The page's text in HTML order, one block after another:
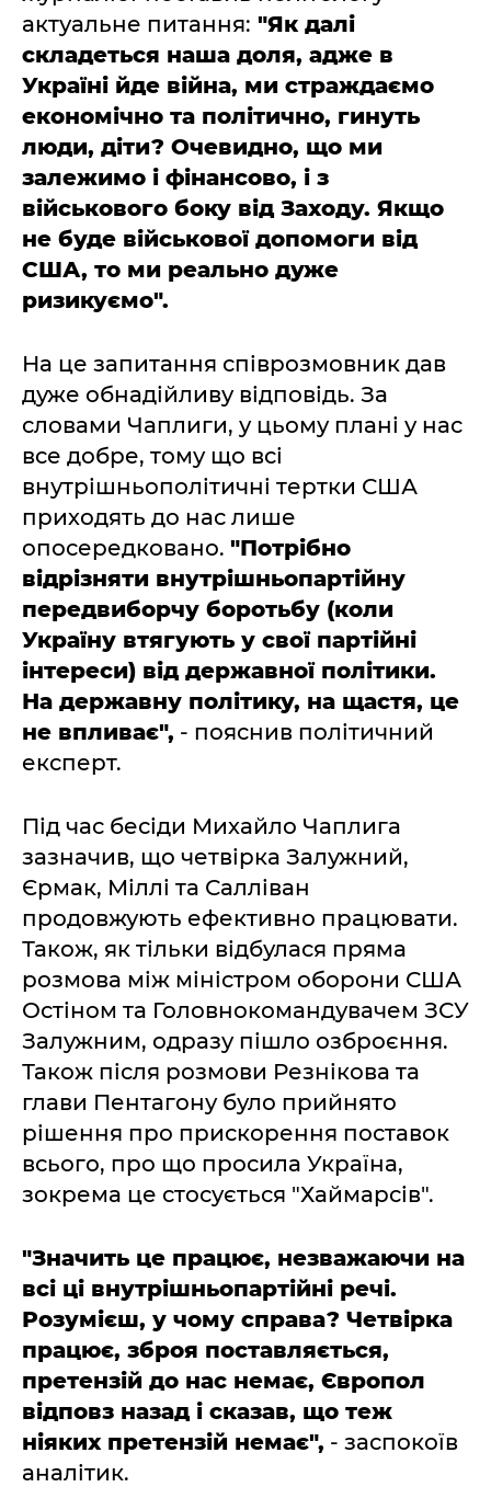
актуальне питання: "Як далі
складеться наша доля, адже в
Україні йде війна, ми страждаємо
економічно та політично, гинуть
люди, діти? Очевидно, що ми
залежимо і фінансово, і з
військового боку від Заходу. Якщо
не буде військової допомоги від
США, то ми реально дуже
ризикуємо".
На це запитання співрозмовник дав
дуже обнадійливу відповідь. За
словами Чаплиги, у цьому плані у нас
все добре, тому що всі
внутрішньополітичні тертки США
приходять до нас лише
опосередковано. "Потрібно
відрізняти внутрішньопартійну
передвиборчу боротьбу (коли
Україну втягують у свої партійні
інтереси) від державної політики.
На державну політику, на щастя, це
не впливає", - пояснив політичний
експерт.
Під час бесіди Михайло Чаплига
зазначив, що четвірка Залужний,
Єрмак, Міллі та Салліван
продовжують ефективно працювати.
Також, як тільки відбулася пряма
розмова між міністром оборони США
Остіном та Головнокомандувачем ЗСУ
Залужним, одразу пішло озброєння.
Також після розмови Резнікова та
глави Пентагону було прийнято
рішення про прискорення поставок
всього, про що просила Україна,
зокрема це стосується "Хаймарсів".
"Значить це працює, незважаючи на
всі ці внутрішньопартійні речі.
Розумієш, у чому справа? Четвірка
працює, зброя поставляється,
претензій до нас немає, Європол
відповз назад і сказав, що теж
ніяких претензій немає", - заспокоїв
аналітик.